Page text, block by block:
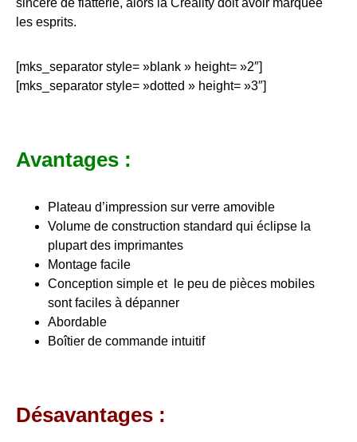
sincère de flatterie, alors la Creality doit avoir marquée
les esprits.
[mks_separator style= »blank » height= »2″]
[mks_separator style= »dotted » height= »3″]
Avantages :
Plateau d’impression sur verre amovible
Volume de construction standard qui éclipse la
plupart des imprimantes
Montage facile
Conception simple et le peu de pièces mobiles
sont faciles à dépanner
Abordable
Boîtier de commande intuitif
Désavantages :